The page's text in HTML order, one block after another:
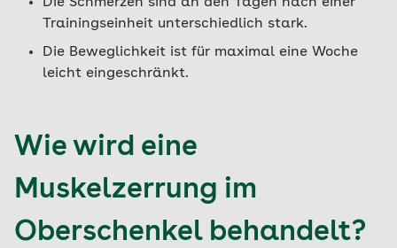
Trainingseinheit unterschiedlich stark.
Die Beweglichkeit ist für maximal eine Woche
leicht eingeschränkt.
Wie wird eine
Muskelzerrung im
Oberschenkel behandelt?